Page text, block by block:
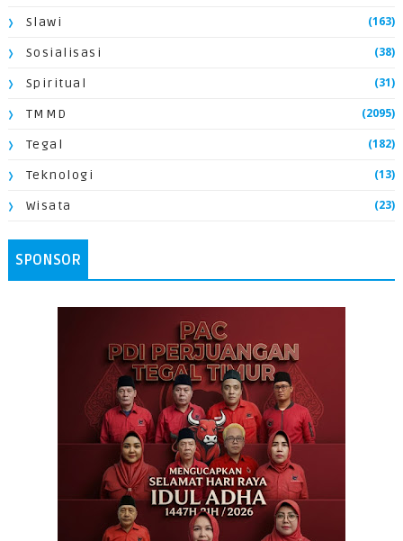
Slawi (163)
Sosialisasi (38)
Spiritual (31)
TMMD (2095)
Tegal (182)
Teknologi (13)
Wisata (23)
SPONSOR